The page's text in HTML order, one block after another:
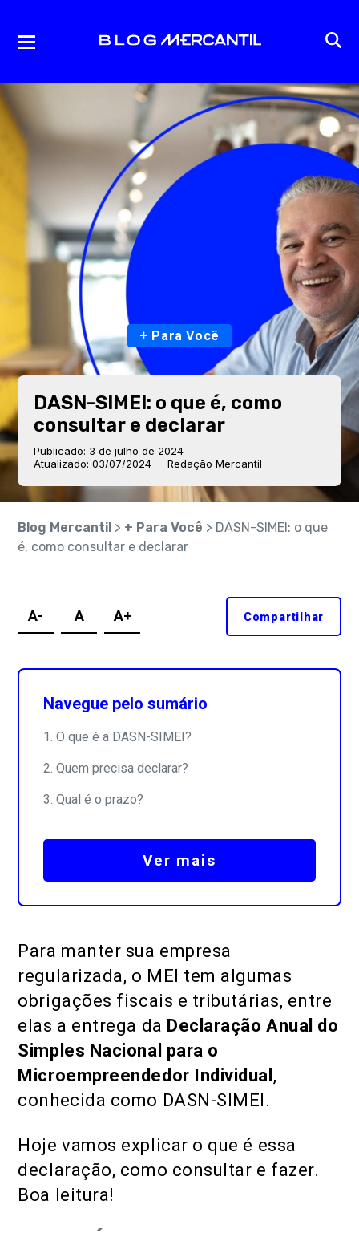
+ Para Você
DASN-SIMEI: o que é, como
consultar e declarar
Publicado: 3 de julho de 2024
Atualizado: 03/07/2024
Redação Mercantil
Blog Mercantil > + Para Você > DASN-SIMEI: o que
é, como consultar e declarar
Para manter sua empresa
regularizada, o MEI tem algumas
obrigações fiscais e tributárias, entre
elas a entrega da Declaração Anual do
Simples Nacional para o
Microempreendedor Individual ,
conhecida como DASN-SIMEI.
Hoje vamos explicar o que é essa
declaração, como consultar e fazer.
Boa leitura!
A- A A+ Compartilhar
Navegue pelo sumário
O que é a DASN-SIMEI?
Quem precisa declarar?
Qual é o prazo?
Ver mais